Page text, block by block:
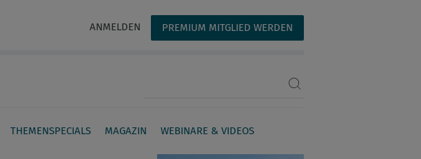
ANMELDEN PREMIUM MITGLIED WERDEN
THEMENSPECIALS MAGAZIN WEBINARE & VIDEOS